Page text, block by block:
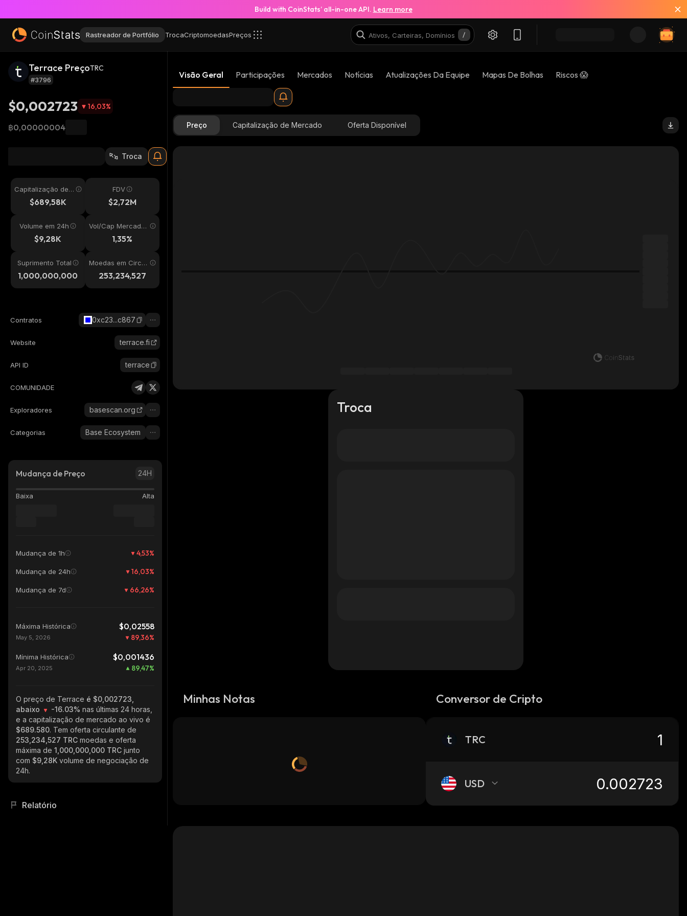
Build with CoinStats’ all-in-one API. Learn more
Rastreador de Portfólio TrocaCriptomoedasPreços
Terrace PreçoTRC
#3796
$0,002723 16,03%
฿0,00000004
Troca
Capitalização de
Mercado$689,58K
FDV
$2,72M
Volume em 24h
$9,28K
Vol/Cap Mercado
1,35%
Suprimento Total
1,000,000,000
Moedas em Circul
ação253,234,527
Contratos 0xc23...c867
Website terrace.fi
API ID terrace
COMUNIDADE
Exploradores basescan.org
Categorias Base Ecosystem
Mudança de Preço 24H
Baixa Alta
Mudança de 1h 4,53%
Mudança de 24h 16,03%
Mudança de 7d 66,26%
Máxima Histórica $0,02558
May 5, 2026 89,36%
Mínima Histórica $0,001436
Apr 20, 2025 89,47%
O preço de Terrace é $0,002723,
abaixo
-16.03% nas últimas 24 horas,
e a capitalização de mercado ao vivo é
$689.580. Tem oferta circulante de
253,234,527 TRC moedas e oferta
máxima de 1,000,000,000 TRC junto
com $9,28K volume de negociação de
24h.
Relatório
Visão Geral Participações Mercados Notícias Atualizações Da Equipe Mapas De Bolhas Riscos 😱
Preço Capitalização de Mercado Oferta Disponível
Troca
Minhas Notas Conversor de Cripto
TRC
USD